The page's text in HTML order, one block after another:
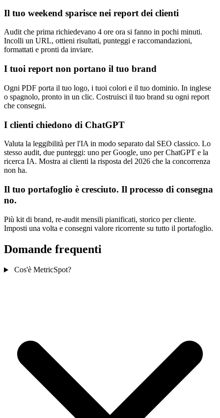
Il tuo weekend sparisce nei report dei clienti
Audit che prima richiedevano 4 ore ora si fanno in pochi minuti.
Incolli un URL, ottieni risultati, punteggi e raccomandazioni,
formattati e pronti da inviare.
I tuoi report non portano il tuo brand
Ogni PDF porta il tuo logo, i tuoi colori e il tuo dominio. In inglese
o spagnolo, pronto in un clic. Costruisci il tuo brand su ogni report
che consegni.
I clienti chiedono di ChatGPT
Valuta la leggibilità per l'IA in modo separato dal SEO classico. Lo
stesso audit, due punteggi: uno per Google, uno per ChatGPT e la
ricerca IA. Mostra ai clienti la risposta del 2026 che la concorrenza
non ha.
Il tuo portafoglio è cresciuto. Il processo di consegna
no.
Più kit di brand, re-audit mensili pianificati, storico per cliente.
Imposti una volta e consegni valore ricorrente su tutto il portafoglio.
Domande frequenti
Cos'è MetricSpot?